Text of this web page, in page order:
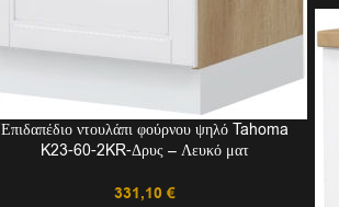
Επιδαπέδιο ντουλάπι φούρνου ψηλό Tahoma
K23-60-2KR-Δρυς – Λευκό ματ
331,10 €